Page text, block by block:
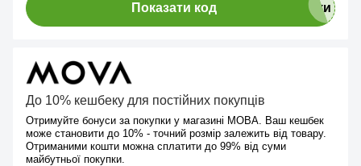
Показати код
До 10% кешбеку для постійних покупців
Отримуйте бонуси за покупки у магазині МОВА. Ваш кешбек
може становити до 10% - точний розмір залежить від товару.
Отриманими кошти можна сплатити до 99% від суми
майбутньої покупки.